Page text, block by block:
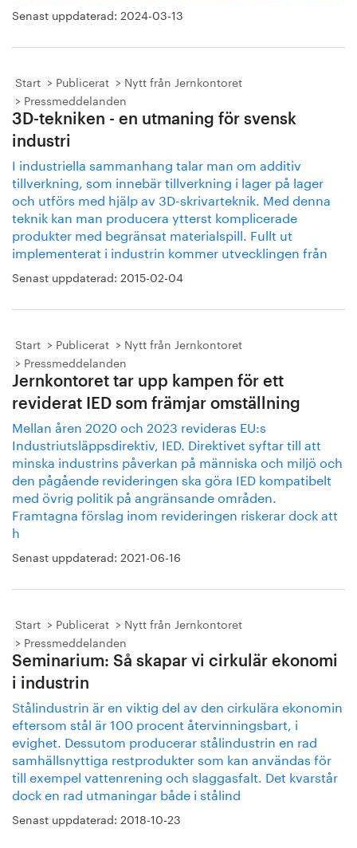
Senast uppdaterad: 2024-03-13
Start Publicerat
Nytt från Jernkontoret
Pressmeddelanden
3D-tekniken - en utmaning för svensk
industri
I industriella sammanhang talar man om additiv
tillverkning, som innebär tillverkning i lager på lager
och utförs med hjälp av 3D-skrivarteknik. Med denna
teknik kan man producera ytterst komplicerade
produkter med begränsat materialspill. Fullt ut
implementerat i industrin kommer utvecklingen från
Senast uppdaterad: 2015-02-04
Start Publicerat
Nytt från Jernkontoret
Pressmeddelanden
Jernkontoret tar upp kampen för ett
reviderat IED som främjar omställning
Mellan åren 2020 och 2023 revideras EU:s
Industriutsläppsdirektiv, IED. Direktivet syftar till att
minska industrins påverkan på människa och miljö och
den pågående revideringen ska göra IED kompatibelt
med övrig politik på angränsande områden.
Framtagna förslag inom revideringen riskerar dock att
h
Senast uppdaterad: 2021-06-16
Start Publicerat
Nytt från Jernkontoret
Pressmeddelanden
Seminarium: Så skapar vi cirkulär ekonomi
i industrin
Stålindustrin är en viktig del av den cirkulära ekonomin
eftersom stål är 100 procent återvinningsbart, i
evighet. Dessutom producerar stålindustrin en rad
samhällsnyttiga restprodukter som kan användas för
till exempel vattenrening och slaggasfalt. Det kvarstår
dock en rad utmaningar både i stålind
Senast uppdaterad: 2018-10-23